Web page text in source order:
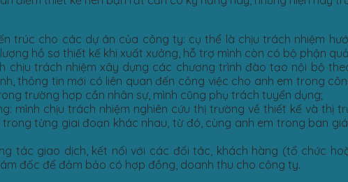
trúc cho các dự án của công ty: cụ thể là chịu trách nhiệm
hồ sơ thiết kế khi xuất xưởng, hỗ trợ mình còn có bộ phận
chịu trách nhiệm xây dựng các chương trình đào tạo nội bộ
thông tin mới có liên quan đến công việc cho anh em trong
trường hợp cần nhân sự, mình cũng phụ trách tuyển dụng;
mình chịu trách nhiệm nghiên cứu thị trường về thiết kế và thị
từng giai đoạn khác nhau, từ đó, cùng anh em trong ban
tác giao dịch, kết nối với các đối tác, khách hàng (tổ chức
đốc để đảm bảo có hợp đồng, doanh thu cho công ty.